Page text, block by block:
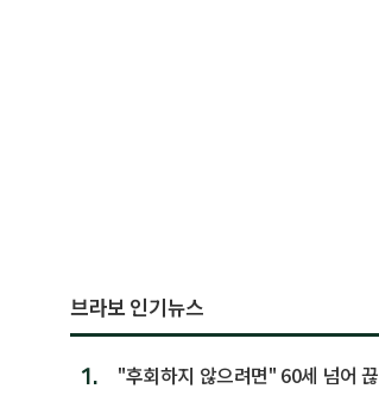
브라보 인기뉴스
1.
"후회하지 않으려면" 60세 넘어